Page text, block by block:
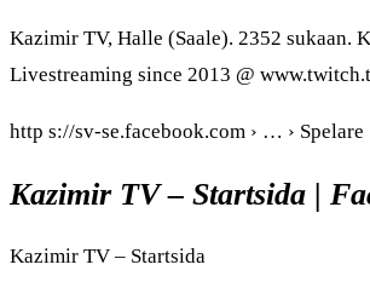
Kazimir TV, Halle (Saale). 2352 sukaan.
Livestreaming since 2013 @
http s://sv-se.facebook.com › … › Spelare
Kazimir TV – Startsida |
Kazimir TV – Startsida